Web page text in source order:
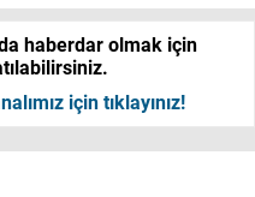
haberdar olmak için
için tıklayınız!